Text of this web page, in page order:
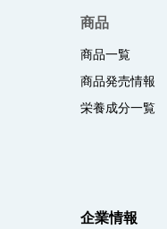
商品
商品一覧
商品発売情報
栄養成分一覧
企業情報